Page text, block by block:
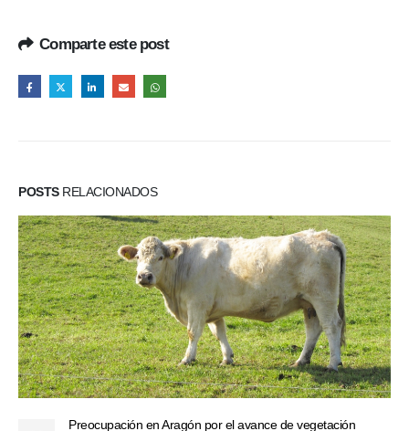
Comparte este post
POSTSRELACIONADOS
Preocupación en Aragón por el avance de vegetación